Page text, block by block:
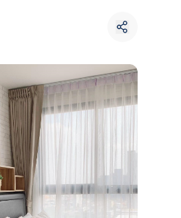
unit
all